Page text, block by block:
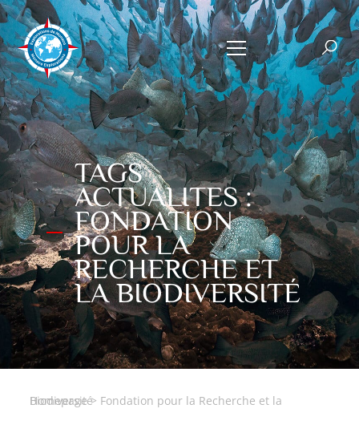
TAGS
ACTUALITES :
FONDATION
POUR LA
RECHERCHE ET
LA BIODIVERSITÉ
Homepage>
Fondation pour la Recherche et la Biodiversité